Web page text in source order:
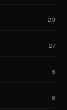
20
27
8
8